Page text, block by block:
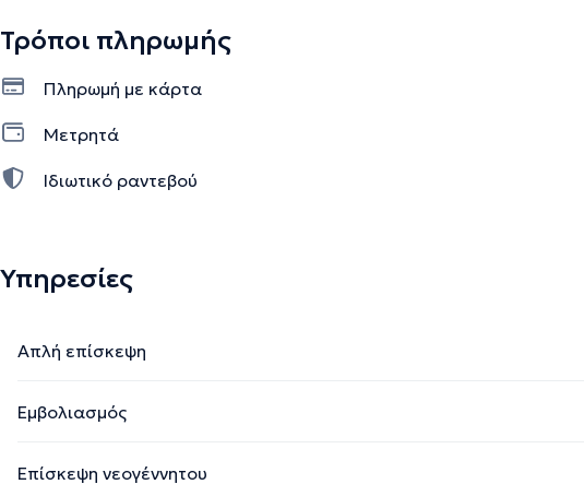
Τρόποι πληρωμής
Πληρωμή με κάρτα
Μετρητά
Ιδιωτικό ραντεβού
Υπηρεσίες
Απλή επίσκεψη
Εμβολιασμός
Επίσκεψη νεογέννητου